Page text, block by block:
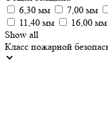
6,30 мм
7,00 мм
11,40 мм
16,00 мм
Show all
Класс пожарной